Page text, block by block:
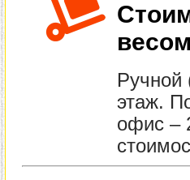
Ручной
этаж.
офис –